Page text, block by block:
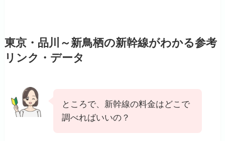
東京・品川～新鳥栖の新幹線がわかる参考
リンク・データ
ところで、新幹線の料金はどこで
調べればいいの？